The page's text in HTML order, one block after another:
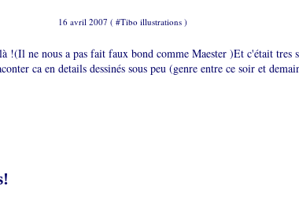
16 avril 2007 ( #Tibo illustrations )
!(Il ne nous a pas fait faux bond comme Maester )Et c'était tres
ca en details dessinés sous peu (genre entre ce soir et